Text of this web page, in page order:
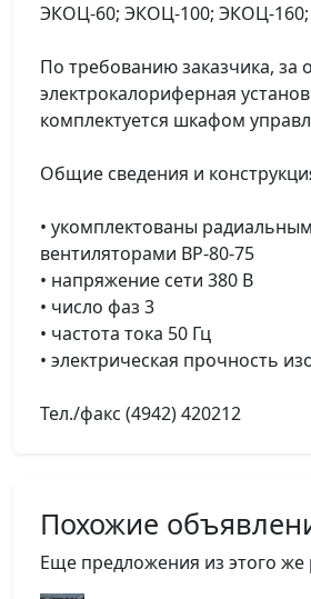
ЭКОЦ-60; ЭКОЦ-100; ЭКОЦ-
По требованию заказчика, за
электрокалориферная
комплектуется шкафом
Общие сведения и
• укомплектованы
вентиляторами ВР-80-75
• напряжение сети 380 В
• число фаз 3
• частота тока 50 Гц
• электрическая прочность
Тел./факс (4942) 420212
Похожие
Еще предложения из этого же